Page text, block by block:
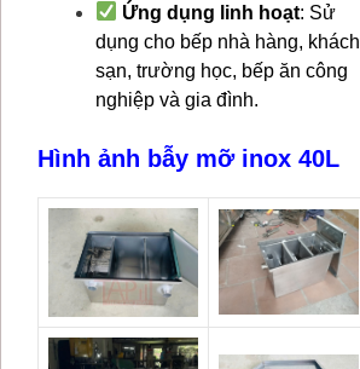
Ứng dụng linh hoạt: Sử
dụng cho bếp nhà hàng, khách
sạn, trường học, bếp ăn công
nghiệp và gia đình.
Hình ảnh bẫy mỡ inox 40L